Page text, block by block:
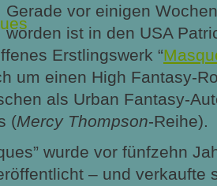
Gerade vor einigen
worden ist in den USA
Erstlingswerk “
um einen High Fantasy-
als Urban Fantasy-
(Mercy Thompson-Reihe).
wurde vor fünfzehn
– und verkaufte